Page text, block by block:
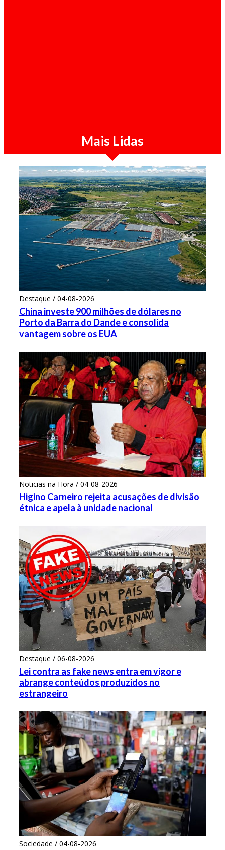
Mais Lidas
Destaque / 04-08-2026
China investe 900 milhões de dólares no
Porto da Barra do Dande e consolida
vantagem sobre os EUA
Noticias na Hora / 04-08-2026
Higino Carneiro rejeita acusações de divisão
étnica e apela à unidade nacional
Destaque / 06-08-2026
Lei contra as fake news entra em vigor e
abrange conteúdos produzidos no
estrangeiro
Sociedade / 04-08-2026